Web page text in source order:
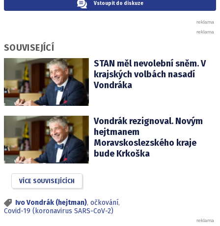
Vstoupit do diskuze
SOUVISEJÍCÍ
STAN měl nevolební sněm. V
krajských volbách nasadí
Vondráka
Vondrák rezignoval. Novým
hejtmanem
Moravskoslezského kraje
bude Krkoška
VÍCE SOUVISEJÍCÍCH
Ivo Vondrák (hejtman), očkování,
Covid-19 (koronavirus SARS-CoV-2)